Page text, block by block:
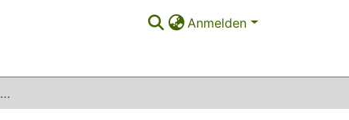
Anmelden
Classical and extended crystal-plasticity and its application to fatigue of FCC single crystals